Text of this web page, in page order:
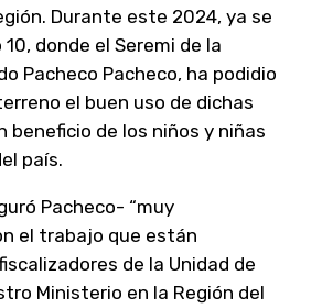
Durante este 2024, ya se
donde el Seremi de la
Pacheco Pacheco, ha podidio
el buen uso de dichas
beneficio de los niños y niñas
país.
Pacheco- “muy
el trabajo que están
de la Unidad de
Ministerio en la Región del